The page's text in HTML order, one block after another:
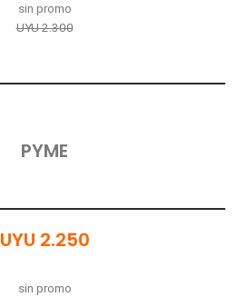
sin promo
UYU 2.300
PYME
UYU 2.250
sin promo